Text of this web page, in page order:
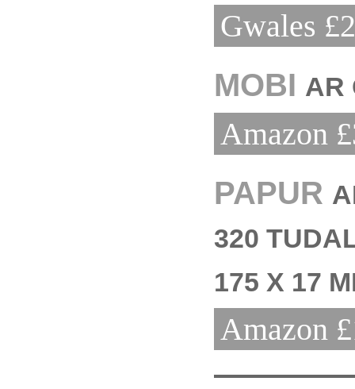
Gwales
MOBI AR
Amazon
PAPUR
320
175 X 17
Amazon